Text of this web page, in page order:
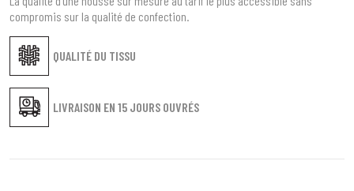
QUALITÉ DU TISSU
LIVRAISON EN 15 JOURS OUVRÉS
compromis sur la qualité de confection.